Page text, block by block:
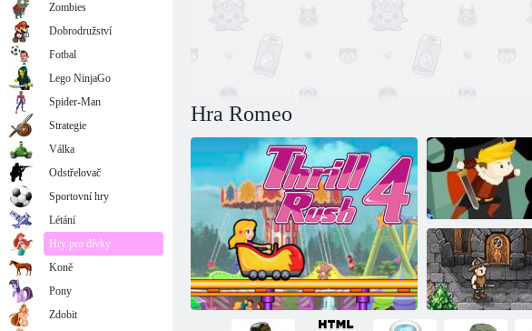
Hra Romeo
Statečný tým
Zombies
Dobrodružství
Fotbal
Lego NinjaGo
Spider-Man
Strategie
Válka
Odstřelovač
Sportovní hry
Létání
Hry pro dívky
Koně
Pony
Zdobit